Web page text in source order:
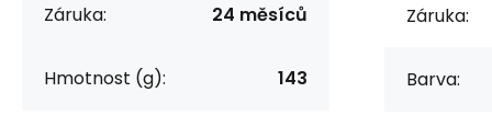
Záruka: 24 měsíců
Hmotnost (g): 143
Záruka:
Barva: